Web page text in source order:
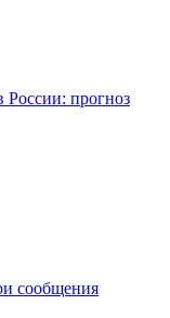
прогноз
сообщения